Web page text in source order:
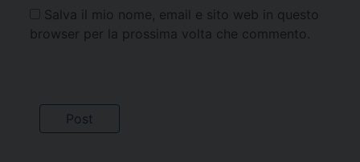
Salva il mio nome, email e sito web in questo
browser per la prossima volta che commento.